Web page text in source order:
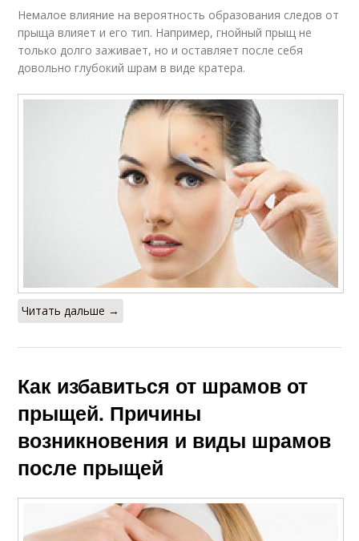
Немалое влияние на вероятность образования следов от
прыща влияет и его тип. Например, гнойный прыщ не
только долго заживает, но и оставляет после себя
довольно глубокий шрам в виде кратера.
Читать дальше →
Как избавиться от шрамов от
прыщей. Причины
возникновения и виды шрамов
после прыщей